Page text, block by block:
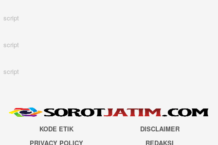
script
script
script
KODE ETIK
DISCLAIMER
PRIVACY POLICY
REDAKSI